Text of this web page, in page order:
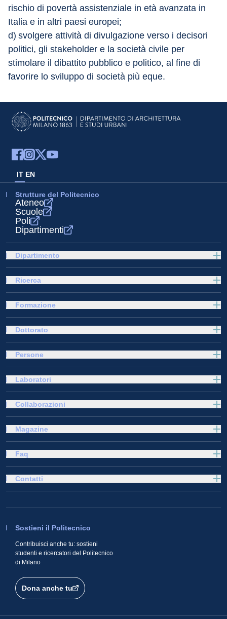
rischio di povertà assistenziale in età avanzata in
Italia e in altri paesi europei;
d)	svolgere attività di divulgazione verso i decisori
politici, gli stakeholder e la società civile per
stimolare il dibattito pubblico e politico, al fine di
favorire lo sviluppo di società più eque.
IT EN
Strutture del Politecnico
Ateneo
Scuole
Poli
Dipartimenti
Dipartimento
Ricerca
Formazione
Dottorato
Persone
Laboratori
Collaborazioni
Magazine
Faq
Sostieni il Politecnico
Contribuisci anche tu: sostieni
studenti e ricercatori del Politecnico
di Milano
Dona anche tu
Contatti